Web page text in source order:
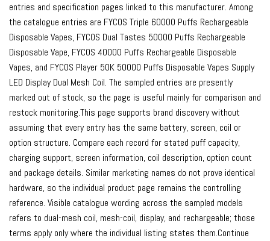
entries and specification pages linked to this manufacturer. Among
the catalogue entries are FYCOS Triple 60000 Puffs Rechargeable
Disposable Vapes, FYCOS Dual Tastes 50000 Puffs Rechargeable
Disposable Vape, FYCOS 40000 Puffs Rechargeable Disposable
Vapes, and FYCOS Player 50K 50000 Puffs Disposable Vapes Supply
LED Display Dual Mesh Coil. The sampled entries are presently
marked out of stock, so the page is useful mainly for comparison and
restock monitoring.This page supports brand discovery without
assuming that every entry has the same battery, screen, coil or
option structure. Compare each record for stated puff capacity,
charging support, screen information, coil description, option count
and package details. Similar marketing names do not prove identical
hardware, so the individual product page remains the controlling
reference. Visible catalogue wording across the sampled models
refers to dual-mesh coil, mesh-coil, display, and rechargeable; those
terms apply only where the individual listing states them.Continue